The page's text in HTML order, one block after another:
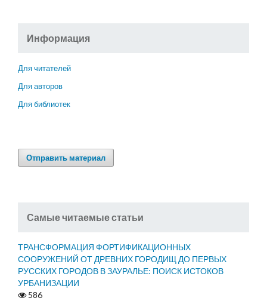
Информация
Для читателей
Для авторов
Для библиотек
Отправить материал
Самые читаемые статьи
ТРАНСФОРМАЦИЯ ФОРТИФИКАЦИОННЫХ
СООРУЖЕНИЙ ОТ ДРЕВНИХ ГОРОДИЩ ДО ПЕРВЫХ
РУССКИХ ГОРОДОВ В ЗАУРАЛЬЕ: ПОИСК ИСТОКОВ
УРБАНИЗАЦИИ
586